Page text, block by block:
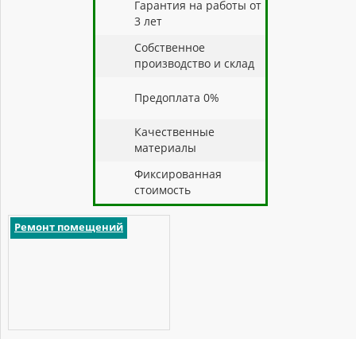
Гарантия на работы от
3 лет
Собственное
производство и склад
Предоплата 0%
Качественные
материалы
Фиксированная
стоимость
Ремонт помещений